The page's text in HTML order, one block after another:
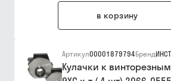
в корзину
Артикул00001879794Бренд
Кулачки к